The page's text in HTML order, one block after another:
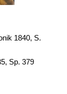
1840, S.
Sp. 379